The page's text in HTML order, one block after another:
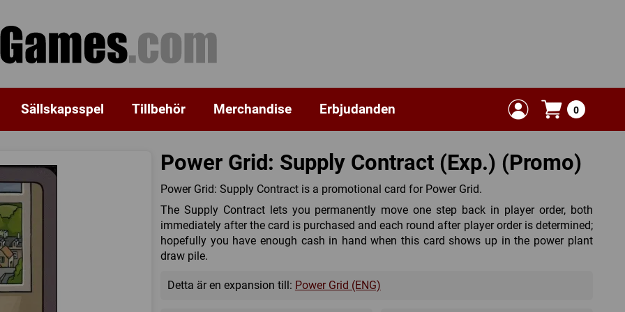
Sällskapsspel Tillbehör Merchandise Erbjudanden 0
Power Grid: Supply Contract (Exp.) (Promo)
Power Grid: Supply Contract is a promotional card for Power Grid.
The Supply Contract lets you permanently move one step back in player order, both
immediately after the card is purchased and each round after player order is determined;
hopefully you have enough cash in hand when this card shows up in the power plant
draw pile.
Detta är en expansion till: Power Grid (ENG)